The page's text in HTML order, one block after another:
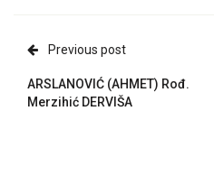
Previous post
ARSLANOVIĆ (AHMET) Rođ.
Merzihić DERVIŠA